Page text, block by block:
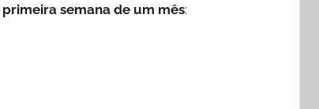
primeira semana de um mês: